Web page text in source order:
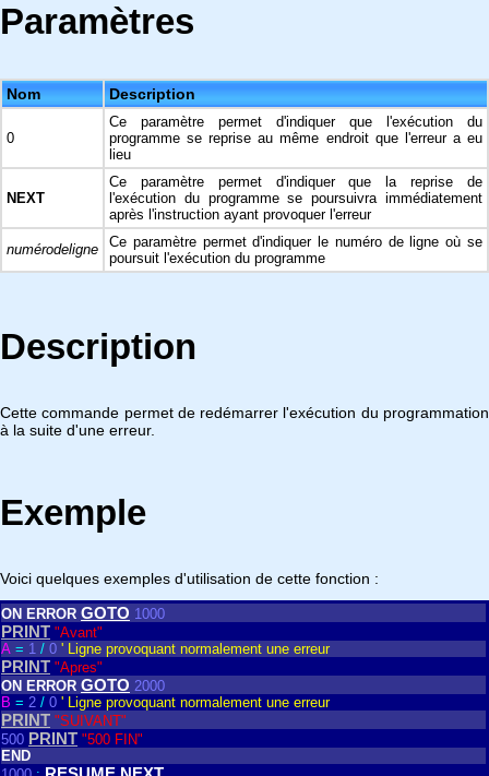
Paramètres
Nom Description
0
Ce paramètre permet d'indiquer que l'exécution du
programme se reprise au même endroit que l'erreur a eu
lieu
NEXT
Ce paramètre permet d'indiquer que la reprise de
l'exécution du programme se poursuivra immédiatement
après l'instruction ayant provoquer l'erreur
numérodeligne
Ce paramètre permet d'indiquer le numéro de ligne où se
poursuit l'exécution du programme
Description
Cette commande permet de redémarrer l'exécution du programmation
à la suite d'une erreur.
Exemple
Voici quelques exemples d'utilisation de cette fonction :
ON ERROR GOTO 1000
PRINT "Avant"
A = 1 / 0 ' Ligne provoquant normalement une erreur
PRINT "Apres"
ON ERROR GOTO 2000
B = 2 / 0 ' Ligne provoquant normalement une erreur
PRINT "SUIVANT"
500 PRINT "500 FIN"
END